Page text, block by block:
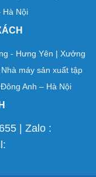
Hà Nội
- Hưng Yên | Xưởng
máy sản xuất tập
Anh – Hà Nội
| Zalo :